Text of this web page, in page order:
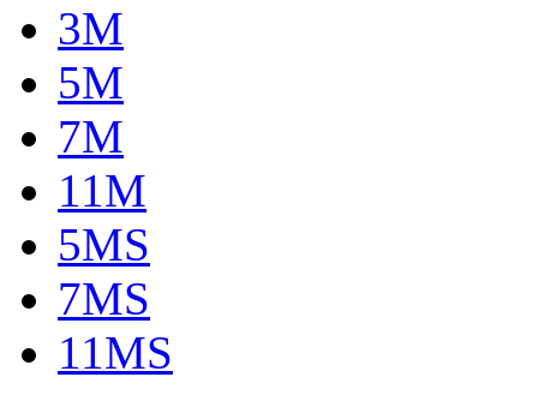
3M
5M
7M
11M
5MS
7MS
11MS